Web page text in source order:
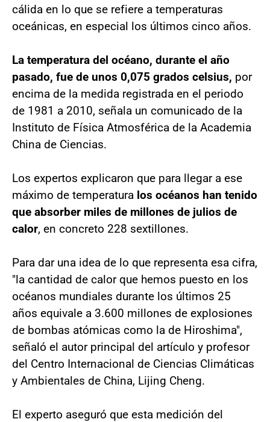
cálida en lo que se refiere a temperaturas
oceánicas, en especial los últimos cinco años.
La temperatura del océano, durante el año
pasado, fue de unos 0,075 grados celsius, por
encima de la medida registrada en el periodo
de 1981 a 2010, señala un comunicado de la
Instituto de Física Atmosférica de la Academia
China de Ciencias.
Los expertos explicaron que para llegar a ese
máximo de temperatura los océanos han tenido
que absorber miles de millones de julios de
calor, en concreto 228 sextillones.
Para dar una idea de lo que representa esa cifra,
"la cantidad de calor que hemos puesto en los
océanos mundiales durante los últimos 25
años equivale a 3.600 millones de explosiones
de bombas atómicas como la de Hiroshima",
señaló el autor principal del artículo y profesor
del Centro Internacional de Ciencias Climáticas
y Ambientales de China, Lijing Cheng.
El experto aseguró que esta medición del